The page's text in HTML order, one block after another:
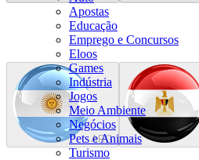
ARG
Apostas
Educação
Emprego e Concursos
Eloos
Games
Indústria
Jogos
Meio Ambiente
Negócios
Pets e Animais
Turismo